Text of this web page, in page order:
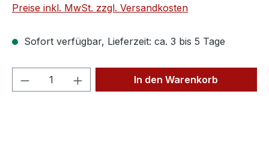
Preise inkl. MwSt. zzgl. Versandkosten
Sofort verfügbar, Lieferzeit: ca. 3 bis 5 Tage
Produkt Anzahl: Gib denIn den Warenkorb